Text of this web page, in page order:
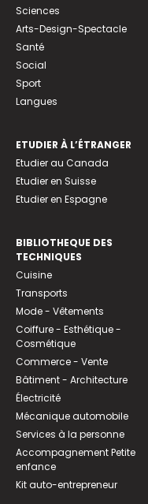
Sciences
Arts-Design-Spectacle
Santé
Social
Sport
Langues
ETUDIER À L’ÉTRANGER
Etudier au Canada
Etudier en Suisse
Etudier en Espagne
BIBLIOTHEQUE DES
TECHNIQUES
Cuisine
Transports
Mode - Vêtements
Coiffure - Esthétique -
Cosmétique
Commerce - Vente
Bâtiment - Architecture
Électricité
Mécanique automobile
Services à la personne
Accompagnement Petite
enfance
Kit auto-entrepreneur